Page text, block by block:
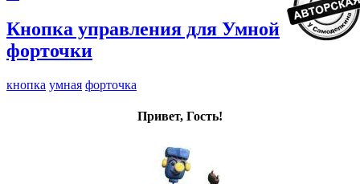
Кнопка управления для Умной
форточки
кнопка умная форточка
Привет, Гость!